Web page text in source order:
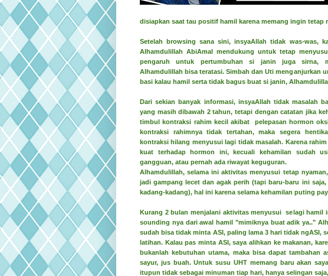
disiapkan saat tau positif hamil karena memang ingin tetap
Setelah browsing sana sini, insyaAllah tidak was-was,
Alhamdulillah AbiAmal mendukung untuk tetap
pengaruh untuk pertumbuhan si janin juga sirna,
Alhamdulillah bisa teratasi. Simbah dan Uti menganjurkan
basi kalau hamil serta tidak bagus buat si janin,
Dari sekian banyak informasi, insyaAllah tidak masalah
yang masih dibawah 2 tahun, tetapi dengan catatan jika
timbul kontraksi rahim kecil akibat pelepasan hormon
kontraksi rahimnya tidak tertahan, maka segera
kontraksi hilang menyusui lagi tidak masalah. Karena
kuat terhadap hormon ini, kecuali kehamilan sudah
gangguan, atau pernah ada riwayat keguguran.
Alhamdulillah, selama ini aktivitas menyusui tetap
jadi gampang lecet dan agak perih (tapi baru-baru ini
kadang-kadang), hal ini karena selama kehamilan puting
Kurang 2 bulan menjalani aktivitas menyusui selagi hamil
sounding nya dari awal hamil "mimiknya buat adik ya.."
sudah bisa tidak minta ASI, paling lama 3 hari tidak ngASI,
latihan. Kalau pas minta ASI, saya alihkan ke makanan,
bukanlah kebutuhan utama, maka bisa dapat tambahan
sayur, jus buah. Untuk susu UHT memang baru akan
itupun tidak sebagai minuman tiap hari, hanya selingan